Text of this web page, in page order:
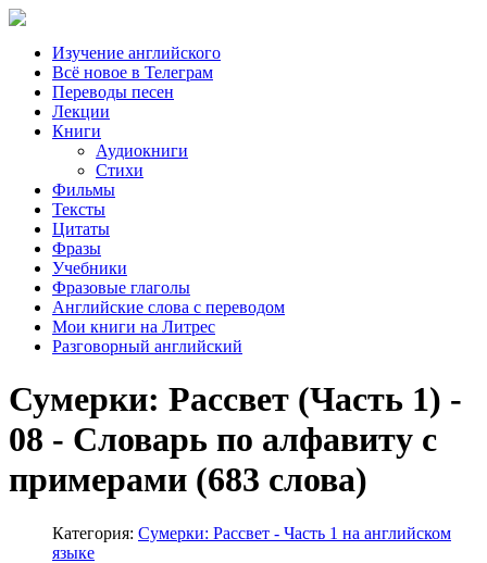
Изучение английского
Всё новое в Телеграм
Переводы песен
Лекции
Книги
Аудиокниги
Стихи
Фильмы
Тексты
Цитаты
Фразы
Учебники
Фразовые глаголы
Английские слова с переводом
Мои книги на Литрес
Разговорный английский
Сумерки: Рассвет (Часть 1) -
08 - Словарь по алфавиту с
примерами (683 слова)
Категория: Сумерки: Рассвет - Часть 1 на английском
языке